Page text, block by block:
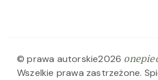
© prawa autorskie2026
Wszelkie prawa zastrzeżone.